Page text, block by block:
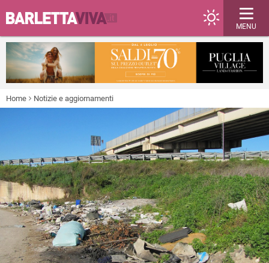
MENU
Home Notizie e aggiornamenti